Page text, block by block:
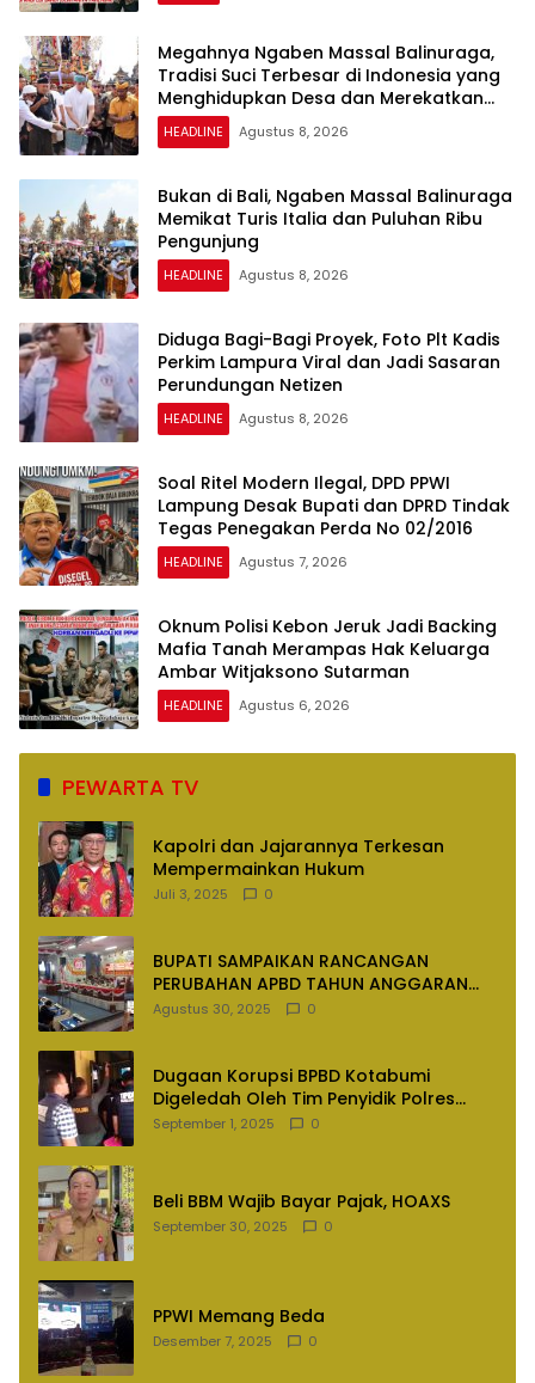
Megahnya Ngaben Massal Balinuraga,
Tradisi Suci Terbesar di Indonesia yang
Menghidupkan Desa dan Merekatkan
Ikatan Keluarga
HEADLINE Agustus 8, 2026
Bukan di Bali, Ngaben Massal Balinuraga
Memikat Turis Italia dan Puluhan Ribu
Pengunjung
HEADLINE Agustus 8, 2026
Diduga Bagi-Bagi Proyek, Foto Plt Kadis
Perkim Lampura Viral dan Jadi Sasaran
Perundungan Netizen
HEADLINE Agustus 8, 2026
Soal Ritel Modern Ilegal, DPD PPWI
Lampung Desak Bupati dan DPRD Tindak
Tegas Penegakan Perda No 02/2016
HEADLINE Agustus 7, 2026
Oknum Polisi Kebon Jeruk Jadi Backing
Mafia Tanah Merampas Hak Keluarga
Ambar Witjaksono Sutarman
HEADLINE Agustus 6, 2026
PEWARTA TV
Kapolri dan Jajarannya Terkesan
Mempermainkan Hukum
Juli 3, 2025 0
BUPATI SAMPAIKAN RANCANGAN
PERUBAHAN APBD TAHUN ANGGARAN
2025
Agustus 30, 2025 0
Dugaan Korupsi BPBD Kotabumi
Digeledah Oleh Tim Penyidik Polres
Lampung Utara
September 1, 2025 0
Beli BBM Wajib Bayar Pajak, HOAXS
September 30, 2025 0
PPWI Memang Beda
Desember 7, 2025 0